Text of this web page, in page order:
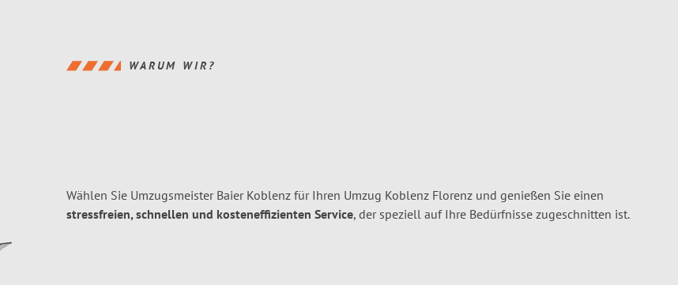
WARUM WIR?
Wählen Sie Umzugsmeister Baier Koblenz für Ihren Umzug Koblenz Florenz und genießen Sie einen
stressfreien, schnellen und kosteneffizienten Service, der speziell auf Ihre Bedürfnisse zugeschnitten ist.